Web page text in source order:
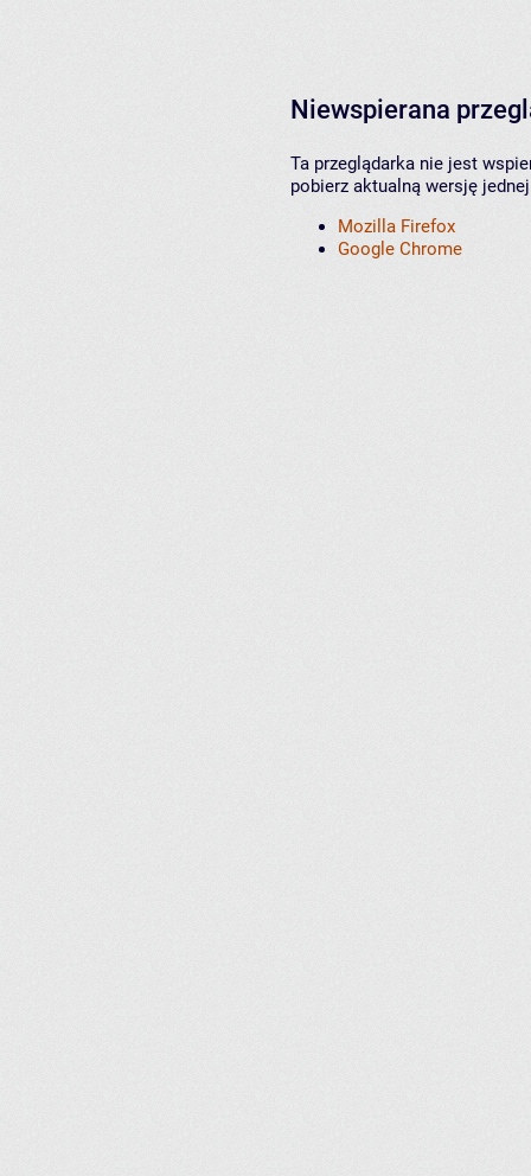
Niewspierana
Ta przeglądarka nie jest
pobierz aktualną wersję
Mozilla Firefox
Google Chrome